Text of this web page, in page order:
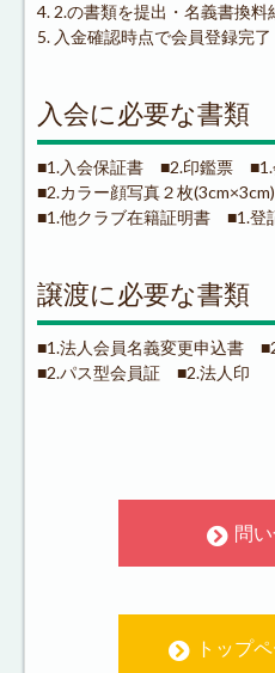
4. 2.の書類を提出・名義書換料
5. 入金確認時点で会員登録完了
入会に必要な書類
■1.入会保証書 ■2.印鑑票 ■1.
■2.カラー顔写真２枚
■1.他クラブ在籍証明書 ■1.登
譲渡に必要な書類
■1.法人会員名義変更申込書
■2.パス型会員証 ■2.法人印
問
トップ